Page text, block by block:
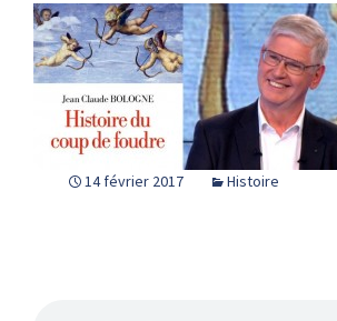
14 février 2017 Histoire